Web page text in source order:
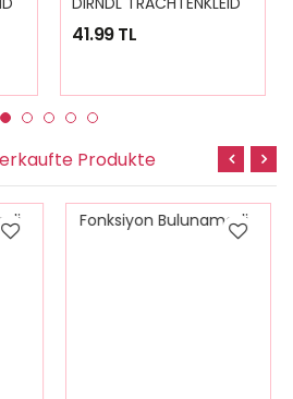
41.99 TL
Produkte
Fonksiyon Bulunamadi